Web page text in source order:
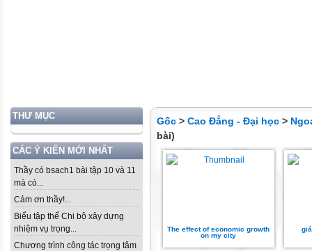
THƯ MỤC
CÁC Ý KIẾN MỚI NHẤT
Thầy có bsach1 bài tập 10 và 11
mà có...
Cảm ơn thầy!...
Biểu tập thể Chi bộ xây dựng
nhiệm vụ trọng...
Chương trình công tác trọng tâm
Gốc > Cao Đẳng - Đại học >
bài)
The effect of economic growth
on my city